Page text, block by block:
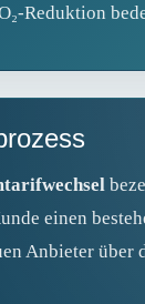
einen
Anbieter über